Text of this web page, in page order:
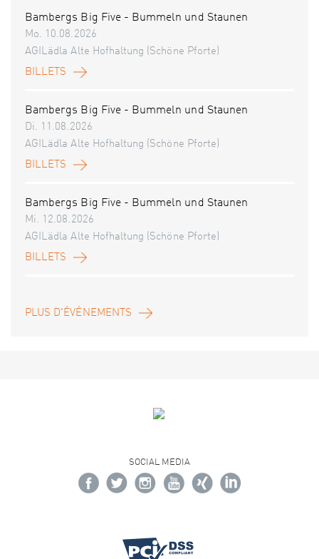
Bambergs Big Five - Bummeln und Staunen
Mo. 10.08.2026
AGILädla Alte Hofhaltung (Schöne Pforte)
BILLETS
Bambergs Big Five - Bummeln und Staunen
Di. 11.08.2026
AGILädla Alte Hofhaltung (Schöne Pforte)
BILLETS
Bambergs Big Five - Bummeln und Staunen
Mi. 12.08.2026
AGILädla Alte Hofhaltung (Schöne Pforte)
BILLETS
PLUS D'ÉVÉNEMENTS
SOCIAL MEDIA